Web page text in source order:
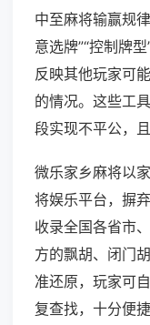
中至麻将输赢规
意选牌”“控制牌
反映其他玩家可
的情况。这些工
段实现不平公，且
微乐家乡麻将以
将娱乐平台，摒
收录全国各省市
方的飘胡、闭门
准还原，玩家可
复查找，十分便